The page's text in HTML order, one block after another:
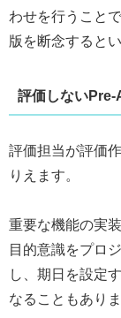
わせを行うこと
版を断念すると
評価しない
評価担当が評価
りえます。
重要な機能の実
目的意識をプロ
し、期日を設定
なることもありま